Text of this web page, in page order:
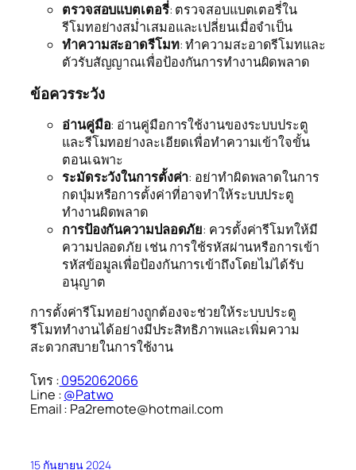
ตรวจสอบแบตเตอรี่: ตรวจสอบแบตเตอรี่ใน
รีโมทอย่างสม่ำเสมอและเปลี่ยนเมื่อจำเป็น
ทำความสะอาดรีโมท: ทำความสะอาดรีโมทและ
ตัวรับสัญญาณเพื่อป้องกันการทำงานผิดพลาด
ข้อควรระวัง
อ่านคู่มือ: อ่านคู่มือการใช้งานของระบบประตู
และรีโมทอย่างละเอียดเพื่อทำความเข้าใจขั้น
ตอนเฉพาะ
ระมัดระวังในการตั้งค่า: อย่าทำผิดพลาดในการ
กดปุ่มหรือการตั้งค่าที่อาจทำให้ระบบประตู
ทำงานผิดพลาด
การป้องกันความปลอดภัย: ควรตั้งค่ารีโมทให้มี
ความปลอดภัย เช่น การใช้รหัสผ่านหรือการเข้า
รหัสข้อมูลเพื่อป้องกันการเข้าถึงโดยไม่ได้รับ
อนุญาต
การตั้งค่ารีโมทอย่างถูกต้องจะช่วยให้ระบบประตู
รีโมททำงานได้อย่างมีประสิทธิภาพและเพิ่มความ
สะดวกสบายในการใช้งาน
โทร :0952062066
Line :@Patwo
Email : Pa2remote@hotmail.com
15 กันยายน 2024